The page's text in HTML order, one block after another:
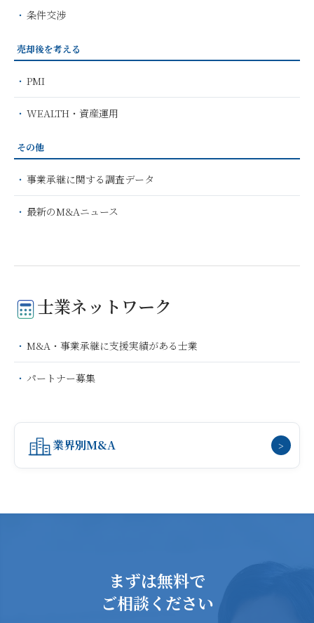
条件交渉
売却後を考える
PMI
WEALTH・資産運用
その他
事業承継に関する調査データ
最新のM&Aニュース
士業ネットワーク
M&A・事業承継に支援実績がある士業
パートナー募集
業界別M&A >
まずは無料で
ご相談ください